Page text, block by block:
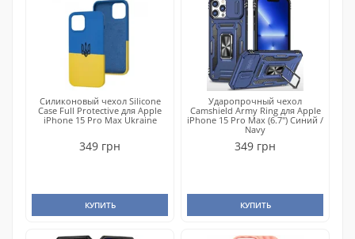
Силиконовый чехол Silicone
Case Full Protective для Apple
iPhone 15 Pro Max Ukraine
349 грн
КУПИТЬ
Ударопрочный чехол
Camshield Army Ring для Apple
iPhone 15 Pro Max (6.7") Синий /
Navy
349 грн
КУПИТЬ